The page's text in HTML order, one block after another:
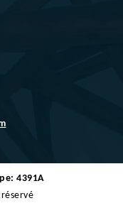
4391A